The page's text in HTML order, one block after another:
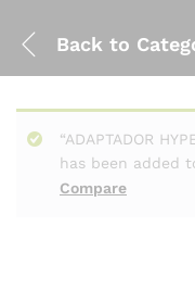
Back to
Compare
“ADAPTADOR
has been added